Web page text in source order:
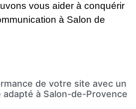
vous aider à conquérir
à Salon de
de votre site avec un
à Salon-de-Provence